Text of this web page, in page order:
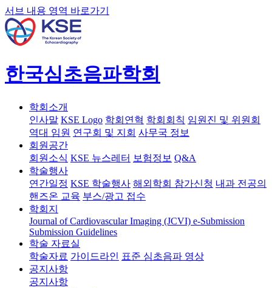
서브 내용 영역 바로가기
한국심초음파학회
학회소개
인사말 KSE Logo 학회연혁 학회회칙 임원진 및 위원회
역대 임원 연구회 및 지회 사무국 정보
회원공간
회원소식 KSE 뉴스레터 보험정보 Q&A
학술행사
연간일정 KSE 학술행사 해외학회 참가신청 내과 전공의
핸즈온 교육 부스/광고 접수
학회지
Journal of Cardiovascular Imaging (JCVI) e-Submission
Submission Guidelines
학술 자료실
학술자료 가이드라인 표준 심초음파 영상
공지사항
공지사항